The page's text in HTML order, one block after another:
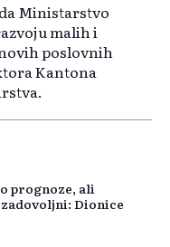
Ministarstvo
malih i
poslovnih
Kantona
prognoze, ali
Dionice